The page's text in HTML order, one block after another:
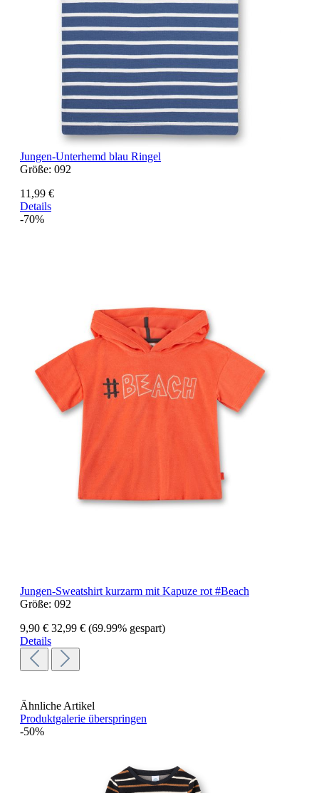
Jungen-Unterhemd blau Ringel
Größe: 092
11,99 €
Details
-70%
Jungen-Sweatshirt kurzarm mit Kapuze rot #Beach
Größe: 092
9,90 € 32,99 € (69.99% gespart)
Details
Ähnliche Artikel
Produktgalerie überspringen
-50%